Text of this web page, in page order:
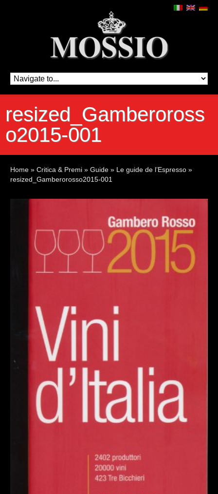
resized_Gamberoross
o2015-001
Home » Critica & Premi » Guide » Le guide de l’Espresso »
resized_Gamberorosso2015-001